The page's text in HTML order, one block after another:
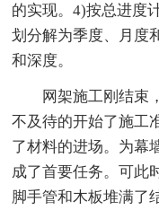
的实现。4)按总进度
划分解为季度、月度
和深度。
网架施工刚结束
不及待的开始了施工
了材料的进场。为幕
成了首要任务。可此
脚手管和木板堆满了